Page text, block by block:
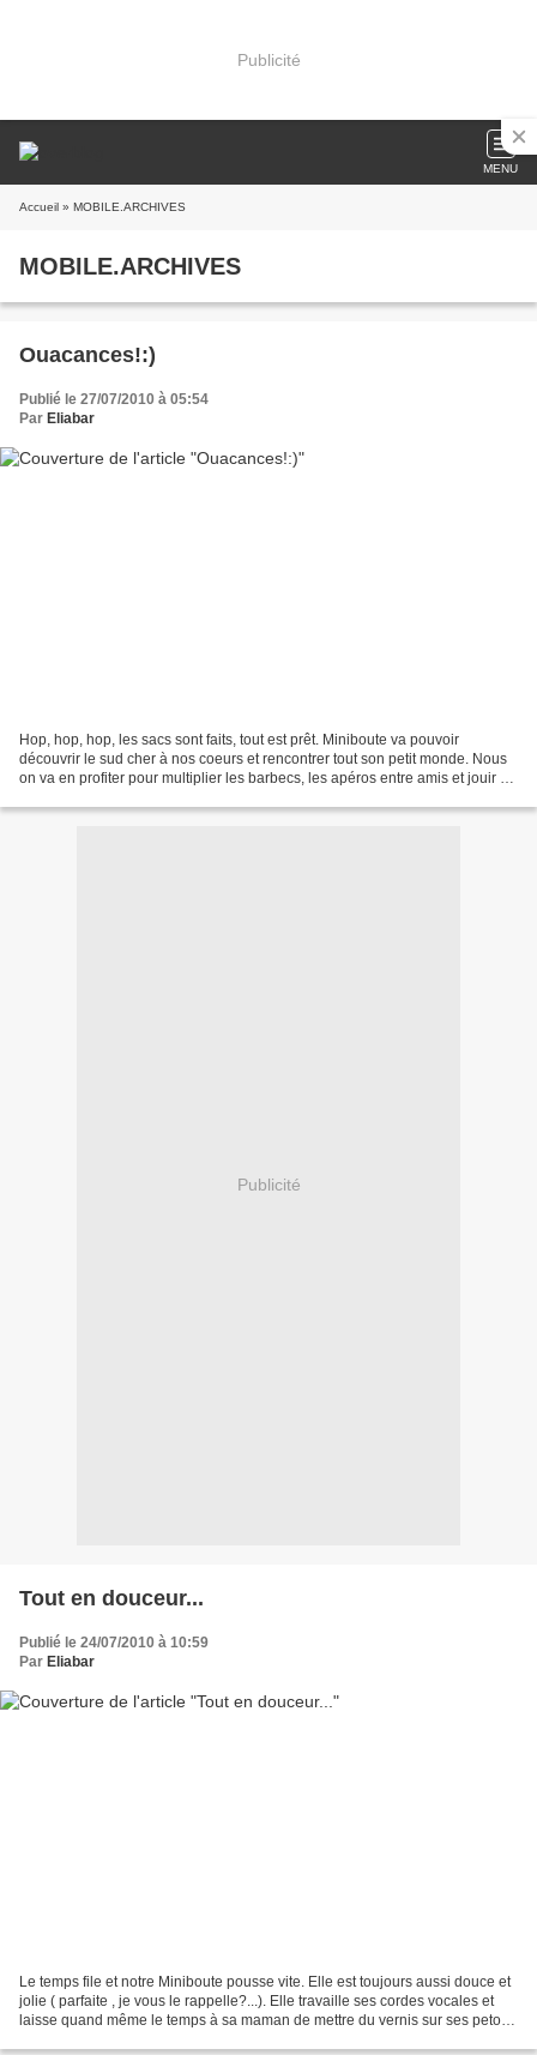
Publicité
MENU
Accueil » MOBILE.ARCHIVES
MOBILE.ARCHIVES
Ouacances!:)
Publié le 27/07/2010 à 05:54
Par Eliabar
Hop, hop, hop, les sacs sont faits, tout est prêt. Miniboute va pouvoir
découvrir le sud cher à nos coeurs et rencontrer tout son petit monde. Nous
on va en profiter pour multiplier les barbecs, les apéros entre amis et jouir de
Publicité
Tout en douceur...
Publié le 24/07/2010 à 10:59
Par Eliabar
Le temps file et notre Miniboute pousse vite. Elle est toujours aussi douce et
jolie ( parfaite , je vous le rappelle?...). Elle travaille ses cordes vocales et
laisse quand même le temps à sa maman de mettre du vernis sur ses petons